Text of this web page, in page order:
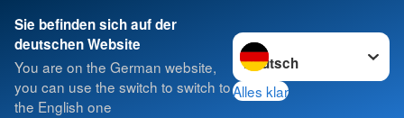
Sie befinden sich auf der
deutschen Website
You are on the German website,
you can use the switch to switch to
the English one
Sprache wechseln zu
Alles klar